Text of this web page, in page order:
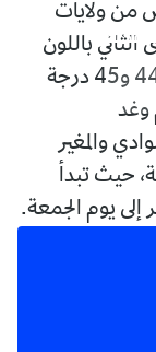
مختصر
من ولايات
باللون
البرتقالي، أن موجة الحر ستتراوح ما بين 44 و45 درجة
وغد
والمغير
القصوى 49 درجة، حيث تبدأ
يوم الجمعة.